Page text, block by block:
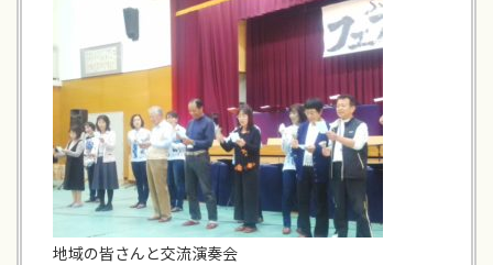
地域の皆さんと交流演奏会